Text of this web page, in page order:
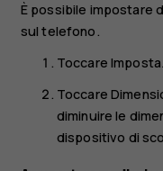
È possibile impostare
sul telefono.
Toccare
Toccare
diminuire le
dispositivo di